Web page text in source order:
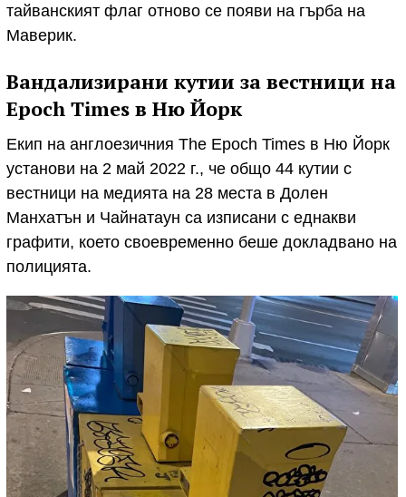
тайванският флаг отново се появи на гърба на
Маверик.
Вандализирани кутии за вестници на
Epoch Times в Ню Йорк
Екип на англоезичния The Epoch Times в Ню Йорк
установи на 2 май 2022 г., че общо 44 кутии с
вестници на медията на 28 места в Долен
Манхатън и Чайнатаун са изписани с еднакви
графити, което своевременно беше докладвано на
полицията.